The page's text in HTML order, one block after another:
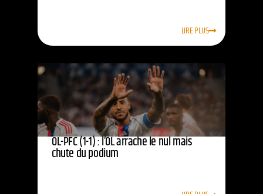
LIRE PLUS
OL-PFC (1-1) : l’OL arrache le nul mais
chute du podium